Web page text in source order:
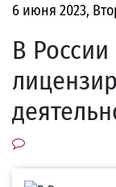
6 июня 2023,
В